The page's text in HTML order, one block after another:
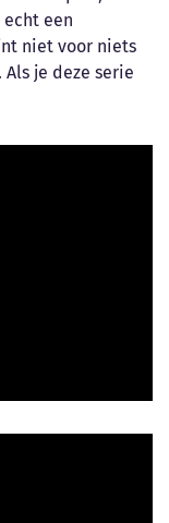
een
niet voor niets
je deze serie